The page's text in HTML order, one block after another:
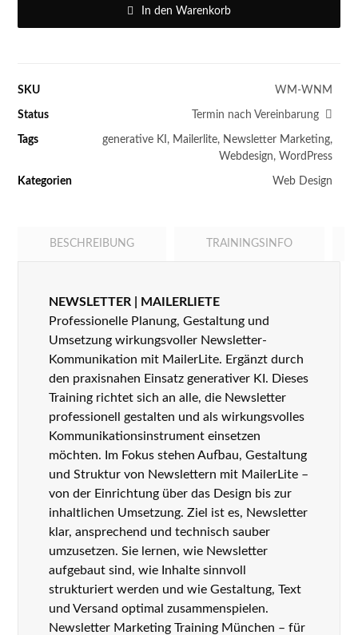
In den Warenkorb
SKU WM-WNM
Status Termin nach Vereinbarung
Tags generative KI , Mailerlite, Newsletter Marketing,
Webdesign, WordPress
Kategorien Web Design
BESCHREIBUNG TRAININGSINFO
NEWSLETTER | MAILERLIETE
Professionelle Planung, Gestaltung und
Umsetzung wirkungsvoller Newsletter-
Kommunikation mit MailerLite. Ergänzt durch
den praxisnahen Einsatz generativer KI. Dieses
Training richtet sich an alle, die Newsletter
professionell gestalten und als wirkungsvolles
Kommunikationsinstrument einsetzen
möchten. Im Fokus stehen Aufbau, Gestaltung
und Struktur von Newslettern mit MailerLite –
von der Einrichtung über das Design bis zur
inhaltlichen Umsetzung. Ziel ist es, Newsletter
klar, ansprechend und technisch sauber
umzusetzen. Sie lernen, wie Newsletter
aufgebaut sind, wie Inhalte sinnvoll
strukturiert werden und wie Gestaltung, Text
und Versand optimal zusammenspielen.
Newsletter Marketing Training München – für